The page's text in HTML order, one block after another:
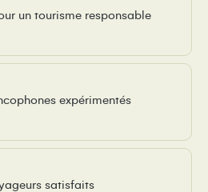
un tourisme responsable
expérimentés
satisfaits